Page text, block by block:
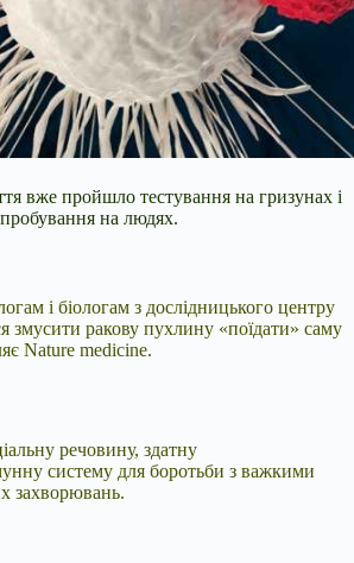
вже пройшло тестування на гризунах і
на людях.
і біологам з дослідницького центру
змусити ракову пухлину «поїдати» саму
Nature medicine.
речовину, здатну
систему для боротьби з важкими
захворювань.